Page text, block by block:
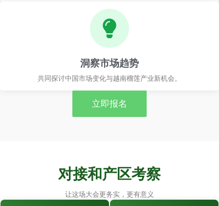
洞察市场趋势
共同探讨中国市场变化与越南榴莲产业新机会。
立即报名
对接和产区考察
让这场大会更务实，更有意义